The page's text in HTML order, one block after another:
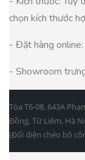
chọn kích thước
- Đặt hàng
- Showroom
Tòa T6-08, 643A
Đồng, Từ Liêm, Hà
(Đối diện chéo bộ